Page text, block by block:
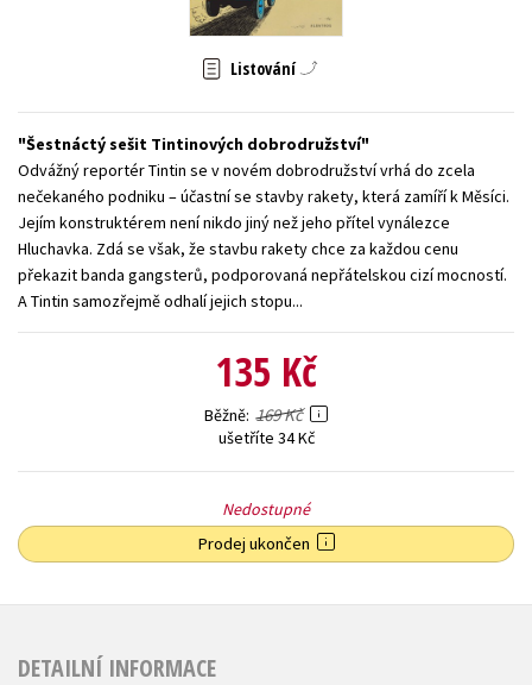
Zahraniční literatura
Listování
Šestnáctý sešit Tintinových dobrodružství
Odvážný reportér Tintin se v novém dobrodružství vrhá do zcela
nečekaného podniku – účastní se stavby rakety, která zamíří k Měsíci.
Jejím konstruktérem není nikdo jiný než jeho přítel vynálezce
Hluchavka. Zdá se však, že stavbu rakety chce za každou cenu
překazit banda gangsterů, podporovaná nepřátelskou cizí mocností.
A Tintin samozřejmě odhalí jejich stopu...
135 Kč
Běžně 169 Kč
ušetříte 34 Kč
Nedostupné
Prodej ukončen
DETAILNÍ INFORMACE